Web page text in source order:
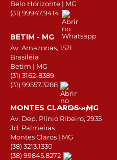
Belo Horizonte | MG
(31) 99947.9414
BETIM - MG
Av. Amazonas, 1521
Brasiléia
Betim | MG
(31) 3162-8389
(31) 99557.3288
MONTES CLAROS - MG
Av. Dep. Plínio Ribeiro, 2935
Jd. Palmeiras
Montes Claros | MG
(38) 3213.1330
(38) 99845.8272